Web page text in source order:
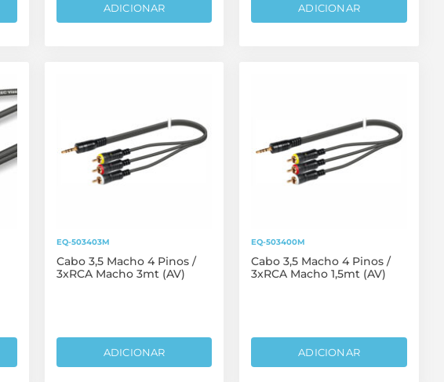
ADICIONAR ADICIONAR
EQ-503403M
Cabo 3,5 Macho 4 Pinos /
3xRCA Macho 3mt (AV)
ADICIONAR
EQ-503400M
Cabo 3,5 Macho 4 Pinos /
3xRCA Macho 1,5mt (AV)
ADICIONAR